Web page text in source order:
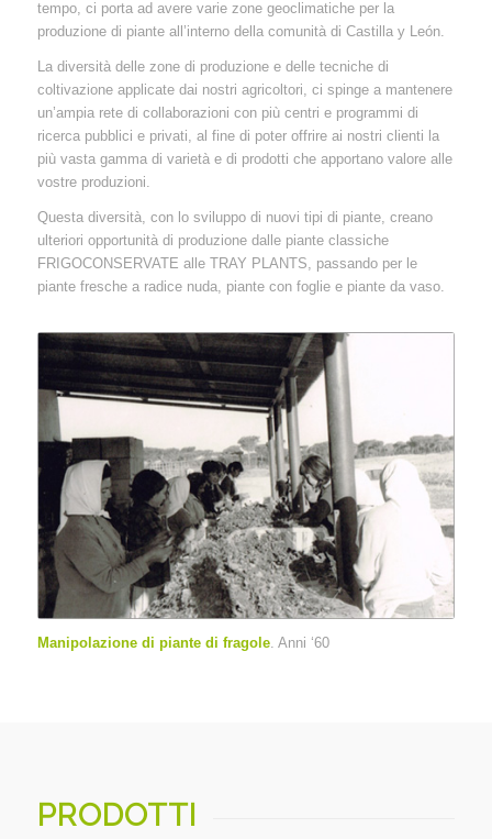
tempo, ci porta ad avere varie zone geoclimatiche per la
produzione di piante all’interno della comunità di Castilla y León.
La diversità delle zone di produzione e delle tecniche di
coltivazione applicate dai nostri agricoltori, ci spinge a mantenere
un’ampia rete di collaborazioni con più centri e programmi di
ricerca pubblici e privati, al fine di poter offrire ai nostri clienti la
più vasta gamma di varietà e di prodotti che apportano valore alle
vostre produzioni.
Questa diversità, con lo sviluppo di nuovi tipi di piante, creano
ulteriori opportunità di produzione dalle piante classiche
FRIGOCONSERVATE alle TRAY PLANTS, passando per le
piante fresche a radice nuda, piante con foglie e piante da vaso.
Manipolazione di piante di fragole. Anni ‘60
PRODOTTI